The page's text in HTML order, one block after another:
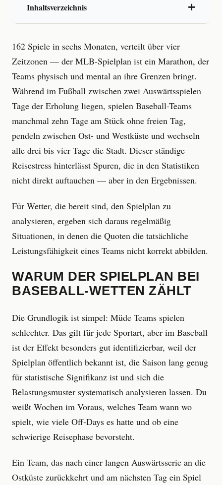
Inhaltsverzeichnis
162 Spiele in sechs Monaten, verteilt über vier
Zeitzonen — der MLB-Spielplan ist ein Marathon, der
Teams physisch und mental an ihre Grenzen bringt.
Während im Fußball zwischen zwei Auswärtsspielen
Tage der Erholung liegen, spielen Baseball-Teams
manchmal zehn Tage am Stück ohne freien Tag,
pendeln zwischen Ost- und Westküste und wechseln
alle drei bis vier Tage die Stadt. Dieser ständige
Reisestress hinterlässt Spuren, die in den Statistiken
nicht direkt auftauchen — aber in den Ergebnissen.
Für Wetter, die bereit sind, den Spielplan zu
analysieren, ergeben sich daraus regelmäßig
Situationen, in denen die Quoten die tatsächliche
Leistungsfähigkeit eines Teams nicht korrekt abbilden.
WARUM DER SPIELPLAN BEI
BASEBALL-WETTEN ZÄHLT
Die Grundlogik ist simpel: Müde Teams spielen
schlechter. Das gilt für jede Sportart, aber im Baseball
ist der Effekt besonders gut identifizierbar, weil der
Spielplan öffentlich bekannt ist, die Saison lang genug
für statistische Signifikanz ist und sich die
Belastungsmuster systematisch analysieren lassen. Du
weißt Wochen im Voraus, welches Team wann wo
spielt, wie viele Off-Days es hatte und ob eine
schwierige Reisephase bevorsteht.
Ein Team, das nach einer langen Auswärtsserie an die
Ostküste zurückkehrt und am nächsten Tag ein Spiel